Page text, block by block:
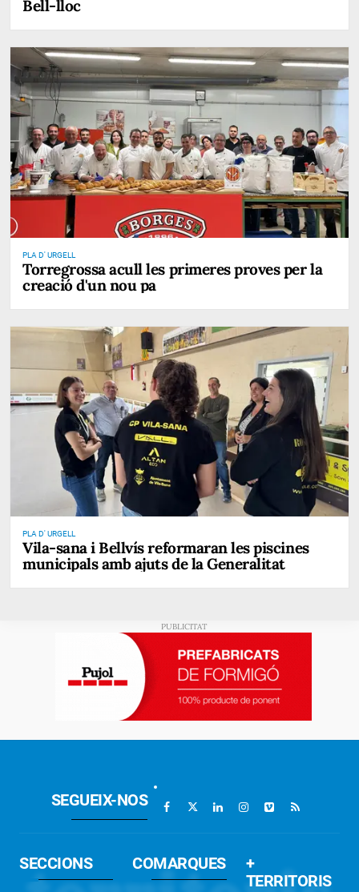
Bell-lloc
PLA D' URGELL
Torregrossa acull les primeres proves per la
creació d'un nou pa
PLA D' URGELL
Vila-sana i Bellvís reformaran les piscines
municipals amb ajuts de la Generalitat
SEGUEIX-NOS
SECCIONS COMARQUES
+
TERRITORIS